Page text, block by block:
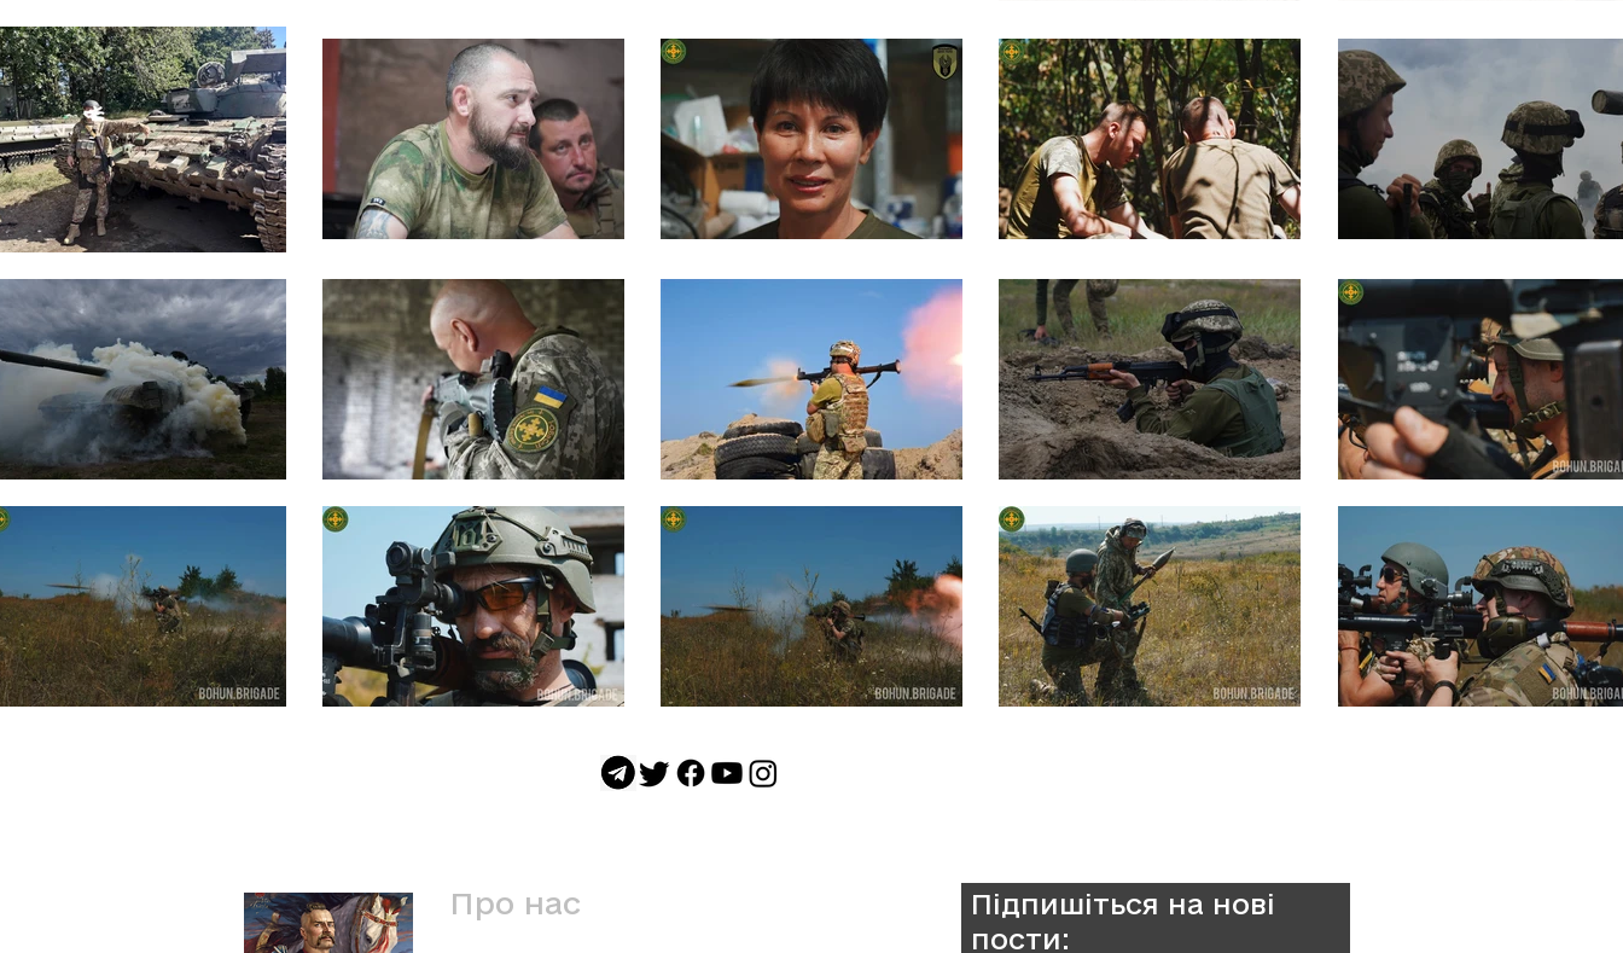
Про нас
Підпишіться на нові
пости: